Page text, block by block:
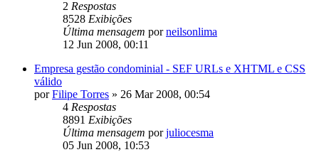
2 Respostas
8528 Exibições
Última mensagem porneilsonlima
12 Jun 2008, 00:11
Empresa gestão condominial - SEF URLs e XHTML e CSS
válido
porFilipe Torres » 26 Mar 2008, 00:54
4 Respostas
8891 Exibições
Última mensagem porjuliocesma
05 Jun 2008, 10:53